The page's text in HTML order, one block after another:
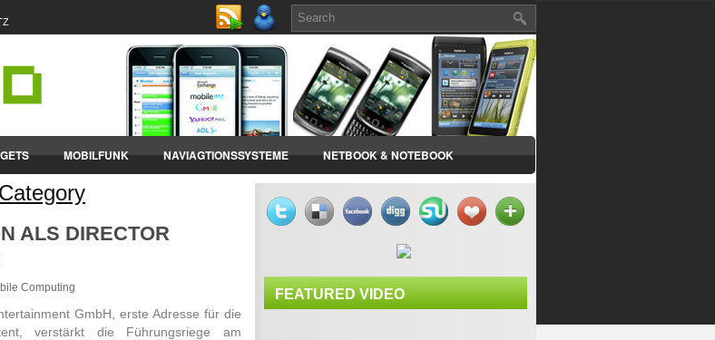
MOBILFUNK NAVIAGTIONSSYSTEME NETBOOK & NOTEBOOK
& TARIFE
ALS DIRECTOR
Computing
GmbH, erste Adresse für die
verstärkt die Führungsriege am
FEATURED VIDEO